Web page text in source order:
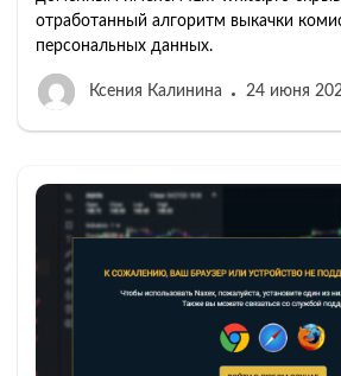
отработанный алгоритм выкачки
персональных данных.
Ксения Калинина 24 июня